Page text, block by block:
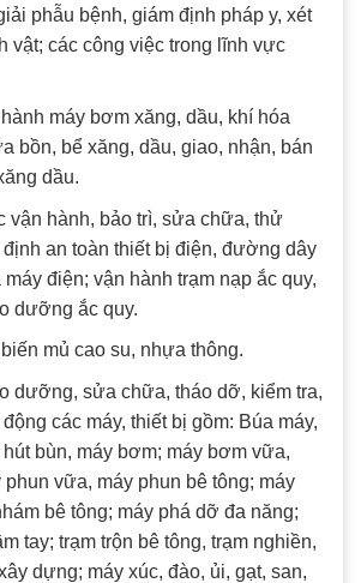
phẫu bệnh, giám định pháp y, xét
vật; các công việc trong lĩnh vực
máy bơm xăng, dầu, khí hóa
bồn, bể xăng, dầu, giao, nhận, bán
dầu.
vận hành, bảo trì, sửa chữa, thử
định an toàn thiết bị điện, đường dây
điện; vận hành trạm nạp ắc quy,
dưỡng ắc quy.
mủ cao su, nhựa thông.
dưỡng, sửa chữa, tháo dỡ, kiểm tra,
các máy, thiết bị gồm: Búa máy,
bùn, máy bơm; máy bơm vữa,
phun vữa, máy phun bê tông; máy
bê tông; máy phá dỡ đa năng;
tay; trạm trộn bê tông, trạm nghiền,
dựng; máy xúc, đào, ủi, gạt, san,